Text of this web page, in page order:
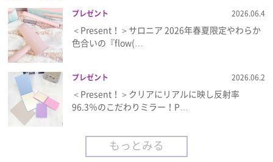
プレゼント 2026.06.4
＜Present！＞サロニア 2026年春夏限定やわらか
色合いの『flow(…
プレゼント 2026.06.2
＜Present！＞クリアにリアルに映し反射率
96.3％のこだわりミラー！P…
もっとみる